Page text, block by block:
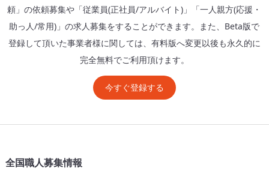
頼」の依頼募集や「従業員(正社員/アルバイト)」「一人親方(応援・
助っ人/常用)」の求人募集をすることができます。また、Beta版で
登録して頂いた事業者様に関しては、有料版へ変更以後も永久的に
完全無料でご利用頂けます。
今すぐ登録する
全国職人募集情報